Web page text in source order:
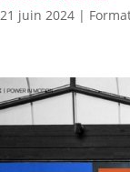
21 juin 2024 |